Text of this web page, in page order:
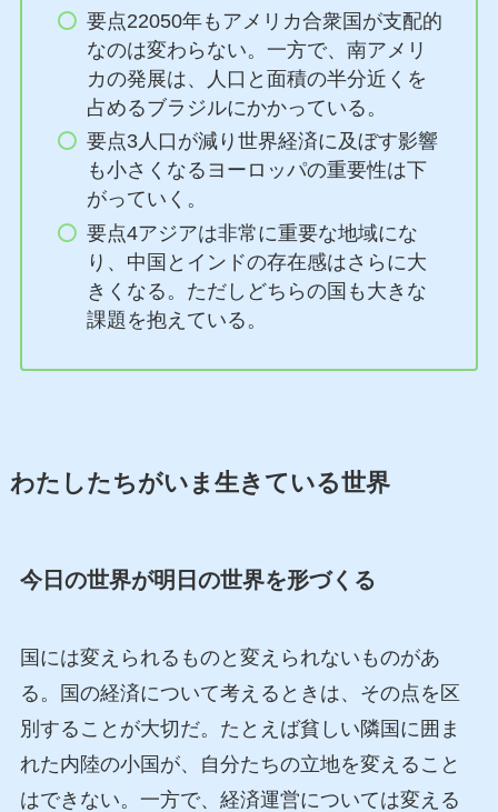
要点22050年もアメリカ合衆国が支配的
なのは変わらない。一方で、南アメリ
カの発展は、人口と面積の半分近くを
占めるブラジルにかかっている。
要点3人口が減り世界経済に及ぼす影響
も小さくなるヨーロッパの重要性は下
がっていく。
要点4アジアは非常に重要な地域にな
り、中国とインドの存在感はさらに大
きくなる。ただしどちらの国も大きな
課題を抱えている。
わたしたちがいま生きている世界
今日の世界が明日の世界を形づくる
国には変えられるものと変えられないものがあ
る。国の経済について考えるときは、その点を区
別することが大切だ。たとえば貧しい隣国に囲ま
れた内陸の小国が、自分たちの立地を変えること
はできない。一方で、経済運営については変える